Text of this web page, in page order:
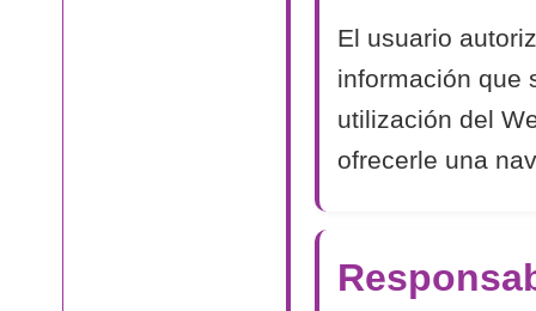
El usuario
información que
utilización del
ofrecerle una